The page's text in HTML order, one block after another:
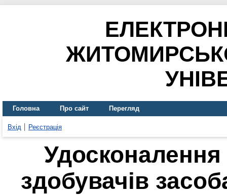
Головна Про сайт Перегляд
Вхід Реєстрація
здобувачів